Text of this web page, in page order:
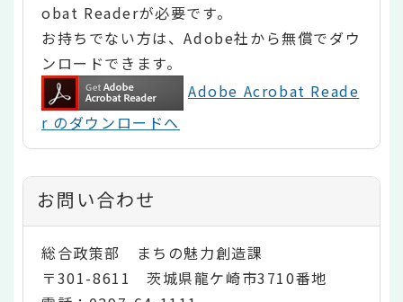
obat Readerが必要です。
お持ちでない方は、Adobe社から無償でダウ
ンロードできます。
Adobe Acrobat Reade
r のダウンロードへ
お問い合わせ
総合政策部 まちの魅力創造課
〒301-8611 茨城県龍ケ崎市3710番地